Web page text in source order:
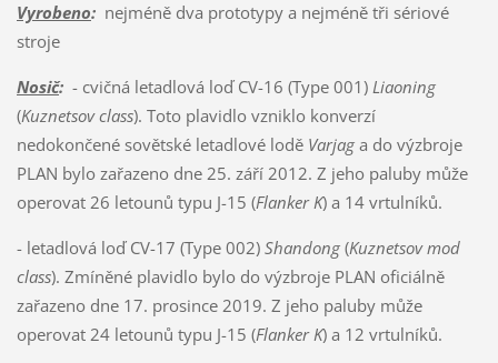
Vyrobeno:nejméně dva prototypy a nejméně tři sériové
stroje
Nosič:- cvičná letadlová loď CV-16 (Type 001) Liaoning
(Kuznetsov class). Toto plavidlo vzniklo konverzí
nedokončené sovětské letadlové lodě Varjaga do výzbroje
PLAN bylo zařazeno dne 25. září 2012. Z jeho paluby může
operovat 26 letounů typu J-15 (Flanker K) a 14 vrtulníků.
- letadlová loď CV-17 (Type 002) Shandong (Kuznetsov mod
class). Zmíněné plavidlo bylo do výzbroje PLAN oficiálně
zařazeno dne 17. prosince 2019. Z jeho paluby může
operovat 24 letounů typu J-15 (Flanker K) a 12 vrtulníků.